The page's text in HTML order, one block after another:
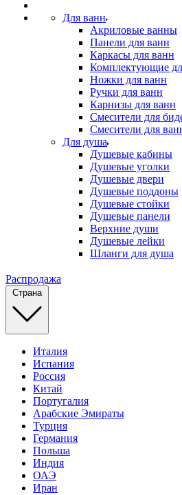
Для ванн
Акриловые ванны
Панели для ванн
Каркасы для ванн
Комплектующие
Ножки для ванн
Ручки для ванн
Карнизы для ванн
Смесители для
Смесители для
Для душа
Душевые кабины
Душевые уголки
Душевые двери
Душевые поддоны
Душевые стойки
Душевые панели
Верхние души
Душевые лейки
Шланги для душа
Распродажа
Страна
Италия
Испания
Россия
Китай
Португалия
Арабские Эмираты
Турция
Германия
Польша
Индия
ОАЭ
Иран